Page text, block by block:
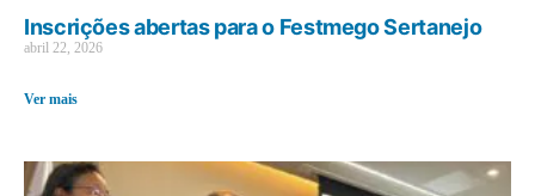
Inscrições abertas para o Festmego Sertanejo
abril 22, 2026
Ver mais